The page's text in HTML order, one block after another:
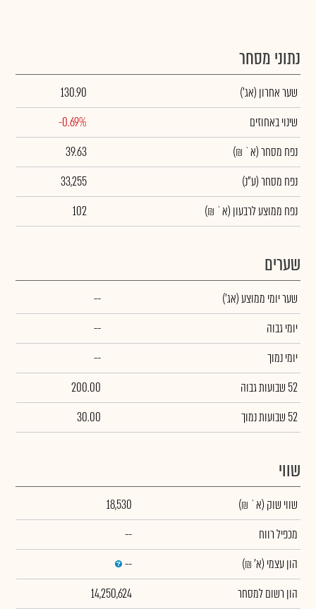
נתוני מסחר
שער אחרון (אג')
130.90
שינוי באחוזים
-0.69%
נפח מסחר(א` ₪)
39.63
נפח מסחר(ע"נ)
33,255
נפח ממוצע לרבעון (א` ₪)
102
שערים
שער יומי ממוצע(אג')
--
יומי גבוה
--
יומי נמוך
--
52 שבועות גבוה
200.00
52 שבועות נמוך
30.00
שווי
שווי שוק (א` ₪)
18,530
מכפיל רווח
--
הון עצמי (א' ₪)
--
הון רשום למסחר
14,250,624